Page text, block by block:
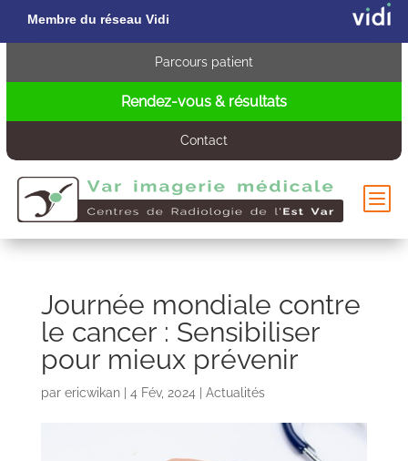
Membre du réseau Vidi
Parcours patient
Rendez-vous & résultats
Contact
b
Journée mondiale contre
le cancer : Sensibiliser
pour mieux prévenir
par ericwikan| 4 Fév, 2024 Actualités